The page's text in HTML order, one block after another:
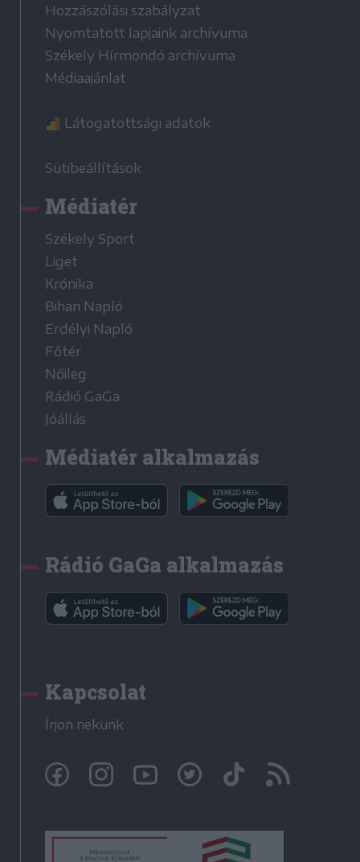
Hozzászólási szabályzat
Nyomtatott lapjaink archívuma
Székely Hírmondó archívuma
Médiaajánlat
Látogatottsági adatok
Sütibeállítások
Médiatér
Székely Sport
Liget
Krónika
Bihari Napló
Erdélyi Napló
Főtér
Nőileg
Rádió GaGa
Jóállás
Médiatér alkalmazás
Rádió GaGa alkalmazás
Kapcsolat
Írjon nekünk